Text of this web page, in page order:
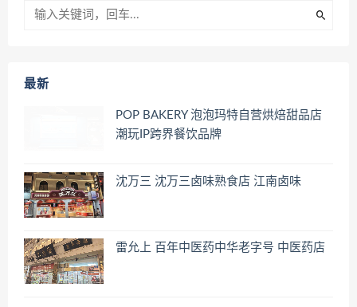
最新
POP BAKERY 泡泡玛特自营烘焙甜品店
潮玩IP跨界餐饮品牌
沈万三 沈万三卤味熟食店 江南卤味
雷允上 百年中医药中华老字号 中医药店